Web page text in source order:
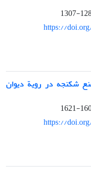
https://
شکنجه در رویة دیوان
https://